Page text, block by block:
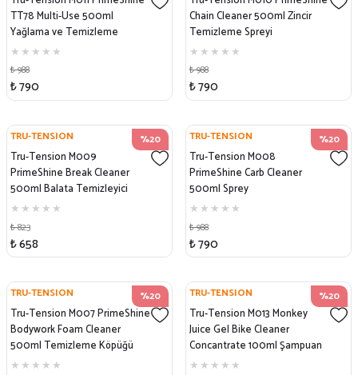
TT78 Multi-Use 500ml
Yağlama ve Temizleme
₺ 988
₺ 790
Chain Cleaner 500ml Zincir
Temizleme Spreyi
₺ 988
₺ 790
%20
TRU-TENSION
Tru-Tension M009
PrimeShine Break Cleaner
500ml Balata Temizleyici
Sprey
₺ 823
₺ 658
%20
TRU-TENSION
Tru-Tension M008
PrimeShine Carb Cleaner
500ml Sprey
₺ 988
₺ 790
%20
TRU-TENSION
Tru-Tension M007 PrimeShine
Bodywork Foam Cleaner
500ml Temizleme Köpüğü
%20
TRU-TENSION
Tru-Tension M013 Monkey
Juice Gel Bike Cleaner
Concantrate 100ml Şampuan